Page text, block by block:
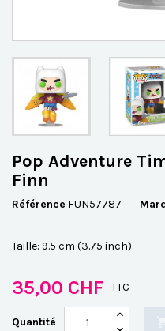
Pop Adventure
Finn
Référence FUN57787
Taille: 9.5 cm (3.75 inch).
35,00 CHF TTC
Quantité